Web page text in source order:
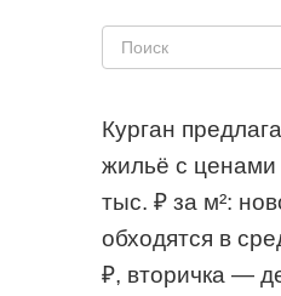
Поиск:
Курган
жильё с ценами
тыс. ₽ за м²:
обходятся в
₽, вторичка —